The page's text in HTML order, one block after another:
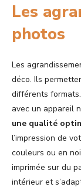
Les
photos
Les
déco. Ils
différents
avec un appareil
une qualité
l’impression de
couleurs ou en
imprimée sur du
intérieur et